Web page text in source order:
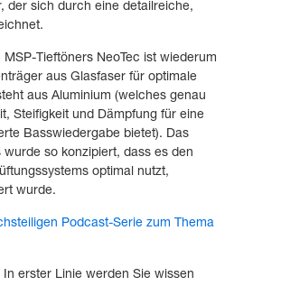
der sich durch eine detailreiche,
Tieftöners NeoTec ist wiederum
aus Glasfaser für optimale
aus Aluminium (welches genau
Steifigkeit und Dämpfung für eine
Basswiedergabe bietet). Das
so konzipiert, dass es den
optimal nutzt,
wurde.
Podcast-Serie zum Thema
erster Linie werden Sie wissen